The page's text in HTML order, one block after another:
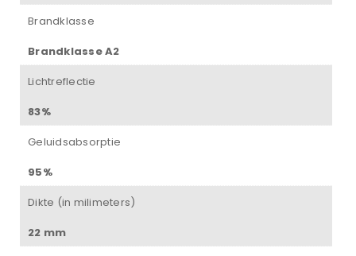
Brandklasse
Brandklasse A2
Lichtreflectie
83%
Geluidsabsorptie
95%
Dikte (in milimeters)
22 mm